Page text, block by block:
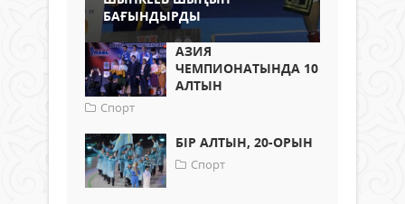
БАҒЫНДЫРДЫ
АЗИЯ
ЧЕМПИОНАТЫНДА 10
АЛТЫН
Спорт
БІР АЛТЫН, 20-ОРЫН
Спорт